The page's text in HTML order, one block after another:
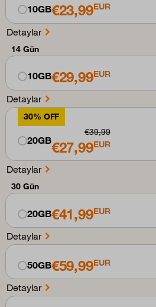
10GB€23,99EUR
Detaylar
14 Gün
10GB€29,99EUR
Detaylar
30% OFF
20GB
€39,99
€27,99EUR
Detaylar
30 Gün
20GB€41,99EUR
Detaylar
50GB€59,99EUR
Detaylar